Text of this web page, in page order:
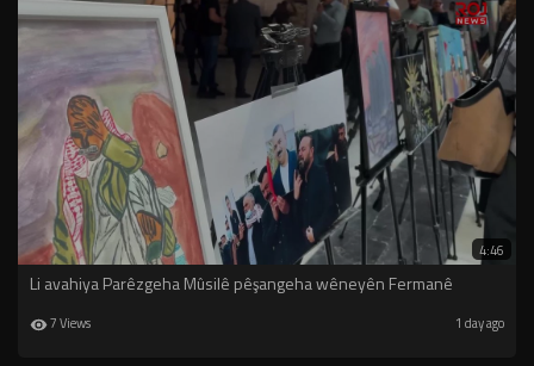
4:46
Li avahiya Parêzgeha Mûsilê pêşangeha wêneyên Fermanê
7 Views 1 day ago